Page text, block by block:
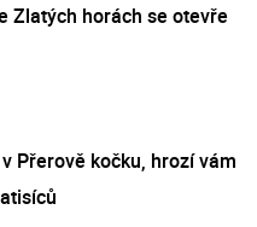
Zlatých horách se otevře
Přerově kočku, hrozí vám